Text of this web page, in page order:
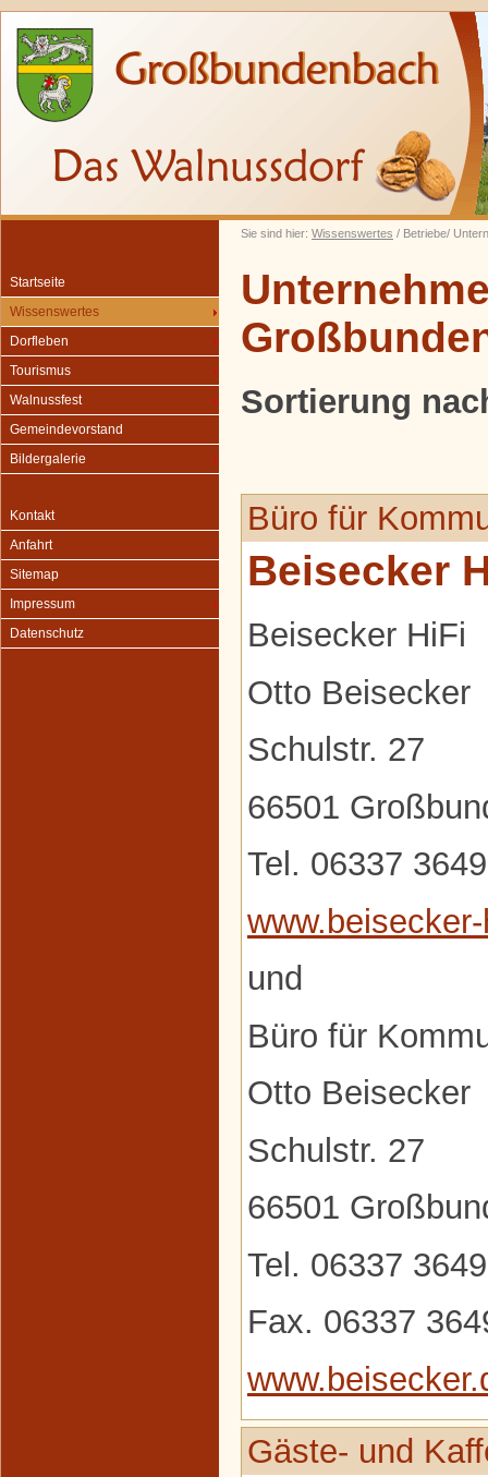
Sie sind hier: Wissenswertes / Betriebe/
Startseite
Wissenswertes
Dorfleben
Tourismus
Walnussfest
Gemeindevorstand
Bildergalerie
Kontakt
Anfahrt
Sitemap
Impressum
Datenschutz
Sortierung
Büro für
Beisecker
Beisecker HiFi
Otto Beisecker
Schulstr. 27
66501
Tel. 06337
und
Büro für
Otto Beisecker
Schulstr. 27
66501
Tel. 06337
Fax. 06337
Gäste- und